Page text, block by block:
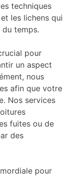
techniques
les lichens qui
temps.
pour
un aspect
nous
afin que votre
Nos services
fuites ou de
des
pour